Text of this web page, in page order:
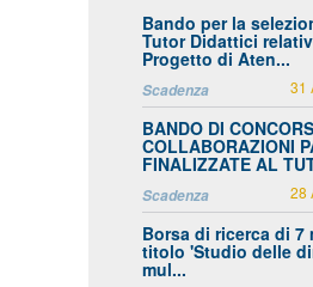
Bando per la
Tutor Didattici
Progetto di Aten...
Scadenza 31
BANDO DI
COLLABORAZIONI
FINALIZZATE AL
Scadenza 28
Borsa di ricerca di 7
titolo 'Studio delle
mul...